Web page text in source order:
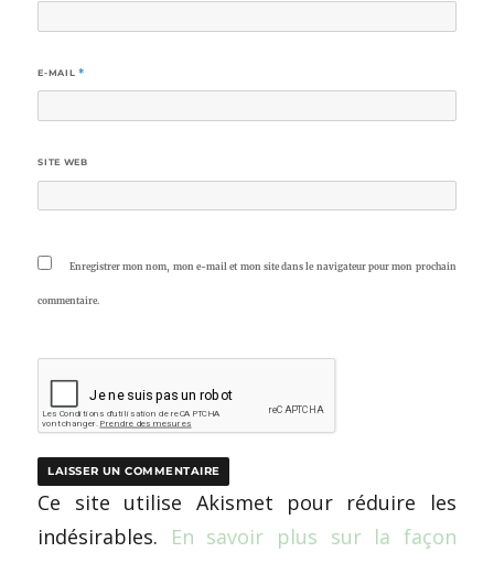
E-MAIL *
SITE WEB
Enregistrer mon nom, mon e-mail et mon site dans le navigateur pour mon prochain
commentaire.
Ce site utilise Akismet pour réduire les
indésirables. En savoir plus sur la façon